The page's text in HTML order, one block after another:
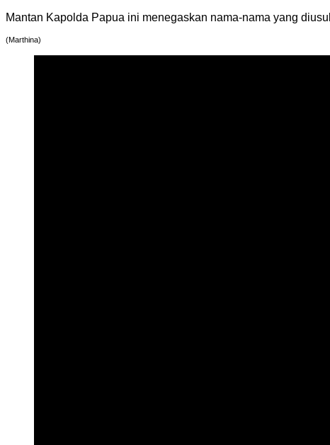
Mantan Kapolda Papua ini menegaskan nama-nama yang
(Marthina)